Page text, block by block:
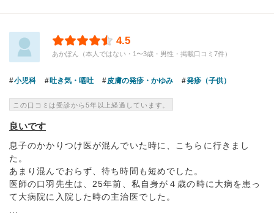
4.5
あかぽん（本人ではない・1〜3歳・男性・掲載口コミ7件）
小児科 吐き気・嘔吐 皮膚の発疹・かゆみ 発疹（子供）
この口コミは受診から5年以上経過しています。
良いです
息子のかかりつけ医が混んでいた時に、こちらに行きまし
た。
あまり混んでおらず、待ち時間も短めでした。
医師の口羽先生は、25年前、私自身が４歳の時に大病を患っ
て大病院に入院した時の主治医でした。